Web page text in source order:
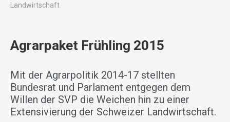
Landwirt­schaft
Agrarpaket Frühling 2015
Mit der Agrarpolitik 2014-17 stellten
Bundesrat und Parlament entgegen dem
Willen der SVP die Weichen hin zu einer
Extensivierung der Schweizer Landwirtschaft.